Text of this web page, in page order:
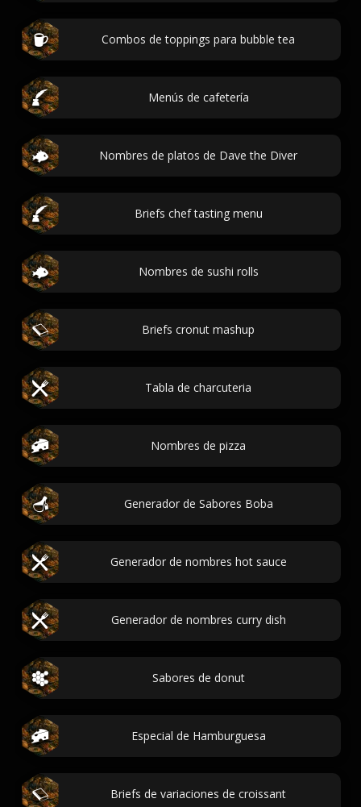
Combos de toppings para bubble tea
Menús de cafetería
Nombres de platos de Dave the Diver
Briefs chef tasting menu
Nombres de sushi rolls
Briefs cronut mashup
Tabla de charcuteria
Nombres de pizza
Generador de Sabores Boba
Generador de nombres hot sauce
Generador de nombres curry dish
Sabores de donut
Especial de Hamburguesa
Briefs de variaciones de croissant